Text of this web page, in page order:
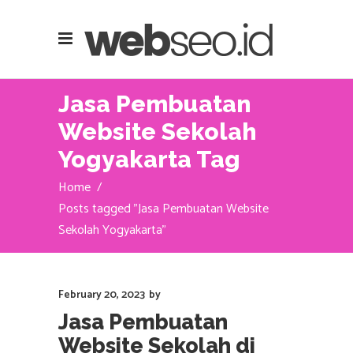
Jasa Pembuatan
Website Sekolah
Yogyakarta Tag
Home /
Posts tagged "Jasa Pembuatan Website
Sekolah Yogyakarta"
February 20, 2023 by
Jasa Pembuatan
Website Sekolah di